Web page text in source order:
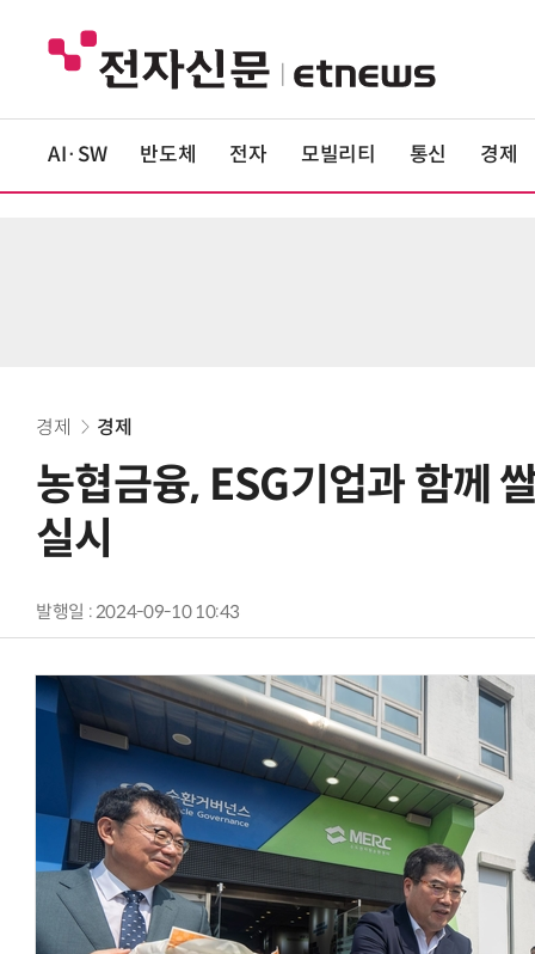
AI·SW 반도체 전자 모빌리티 통신 경제
경제 경제
농협금융, ESG기업과 함께
실시
발행일 : 2024-09-10 10:43